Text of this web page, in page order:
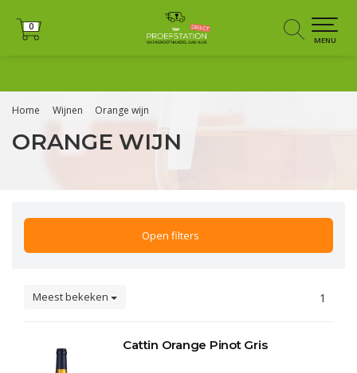
0
0
MENU
Home Wijnen Orange wijn
ORANGE WIJN
Open filters
Meest bekeken 1
Cattin Orange Pinot Gris